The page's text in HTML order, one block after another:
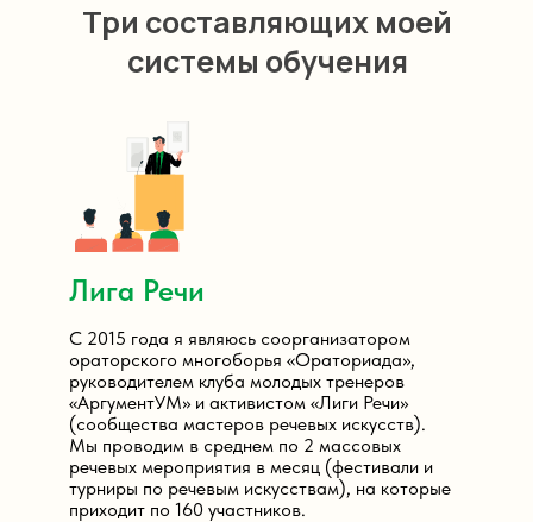
Три составляющих моей
системы обучения
С 2015 года я являюсь соорганизатором
ораторского многоборья «Ораториада»,
руководителем клуба молодых тренеров
«АргументУМ» и активистом «Лиги Речи»
(сообщества мастеров речевых искусств).
Мы проводим в среднем по 2 массовых
речевых мероприятия в месяц (фестивали и
турниры по речевым искусствам), на которые
приходит по 160 участников.
Лига Речи